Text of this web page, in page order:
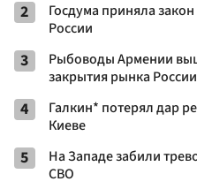
2
Госдума приняла
России
3
Рыбоводы Армении
закрытия рынка России
4
Галкин* потерял дар
Киеве
5
На Западе забили
СВО